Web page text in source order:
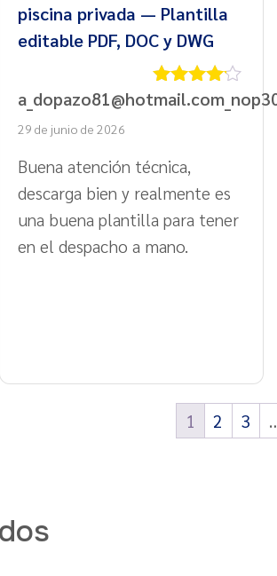
piscina privada — Plantilla
editable PDF, DOC y DWG
Valorado
29 de junio de 2026
Buena atención técnica,
descarga bien y realmente es
una buena plantilla para tener
en el despacho a mano.
1 2 3